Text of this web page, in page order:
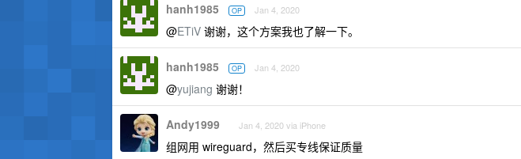
hanh1985 OP Jan 4, 2020
@ETiV 谢谢，这个方案我也了解一下。
hanh1985 OP Jan 4, 2020
@yujiang 谢谢！
Andy1999 Jan 4, 2020 via iPhone
组网用 wireguard，然后买专线保证质量